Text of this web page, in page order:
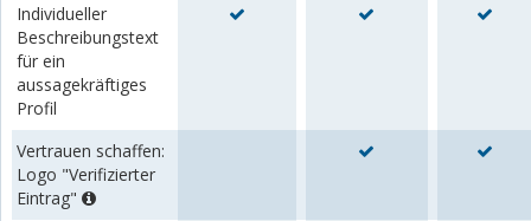
Individueller
Beschreibungstext
für ein
aussagekräftiges
Profil
Vertrauen schaffen:
Logo "Verifizierter
Eintrag"